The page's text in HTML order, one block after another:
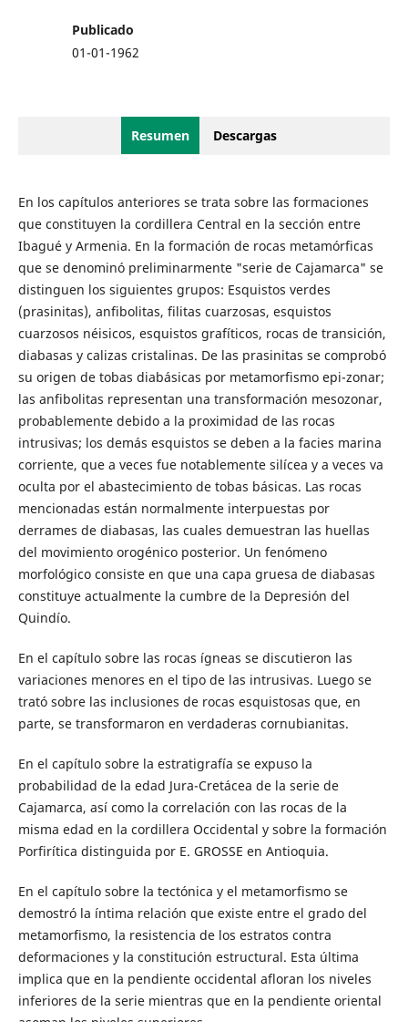
Publicado
01-01-1962
Resumen Descargas
En los capítulos anteriores se trata sobre las formaciones
que constituyen la cordillera Central en la sección entre
Ibagué y Armenia. En la formación de rocas metamórficas
que se denominó preliminarmente "serie de Cajamarca" se
distinguen los siguientes grupos: Esquistos verdes
(prasinitas), anfibolitas, filitas cuarzosas, esquistos
cuarzosos néisicos, esquistos grafíticos, rocas de transición,
diabasas y calizas cristalinas. De las prasinitas se comprobó
su origen de tobas diabásicas por metamorfismo epi-zonar;
las anfibolitas representan una transformación mesozonar,
probablemente debido a la proximidad de las rocas
intrusivas; los demás esquistos se deben a la facies marina
corriente, que a veces fue notablemente silícea y a veces va
oculta por el abastecimiento de tobas básicas. Las rocas
mencionadas están normalmente interpuestas por
derrames de diabasas, las cuales demuestran las huellas
del movimiento orogénico posterior. Un fenómeno
morfológico consiste en que una capa gruesa de diabasas
constituye actualmente la cumbre de la Depresión del
Quindío.
En el capítulo sobre las rocas ígneas se discutieron las
variaciones menores en el tipo de las intrusivas. Luego se
trató sobre las inclusiones de rocas esquistosas que, en
parte, se transformaron en verdaderas cornubianitas.
En el capítulo sobre la estratigrafía se expuso la
probabilidad de la edad Jura-Cretácea de la serie de
Cajamarca, así como la correlación con las rocas de la
misma edad en la cordillera Occidental y sobre la formación
Porfirítica distinguida por E. GROSSE en Antioquia.
En el capítulo sobre la tectónica y el metamorfismo se
demostró la íntima relación que existe entre el grado del
metamorfismo, la resistencia de los estratos contra
deformaciones y la constitución estructural. Esta última
implica que en la pendiente occidental afloran los niveles
inferiores de la serie mientras que en la pendiente oriental